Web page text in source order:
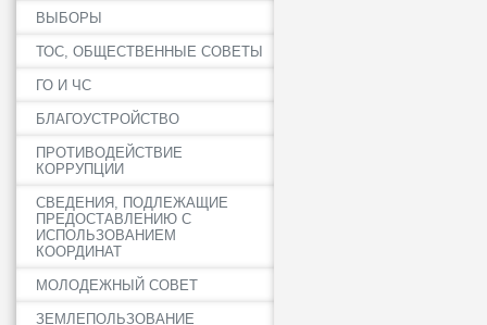
ВЫБОРЫ
ТОС, ОБЩЕСТВЕННЫЕ СОВЕТЫ
ГО И ЧС
БЛАГОУСТРОЙСТВО
ПРОТИВОДЕЙСТВИЕ
КОРРУПЦИИ
СВЕДЕНИЯ, ПОДЛЕЖАЩИЕ
ПРЕДОСТАВЛЕНИЮ С
ИСПОЛЬЗОВАНИЕМ
КООРДИНАТ
МОЛОДЕЖНЫЙ СОВЕТ
ЗЕМЛЕПОЛЬЗОВАНИЕ